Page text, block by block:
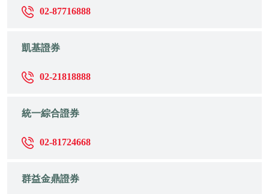
02-87716888
凱基證券
02-21818888
統一綜合證券
02-81724668
群益金鼎證券